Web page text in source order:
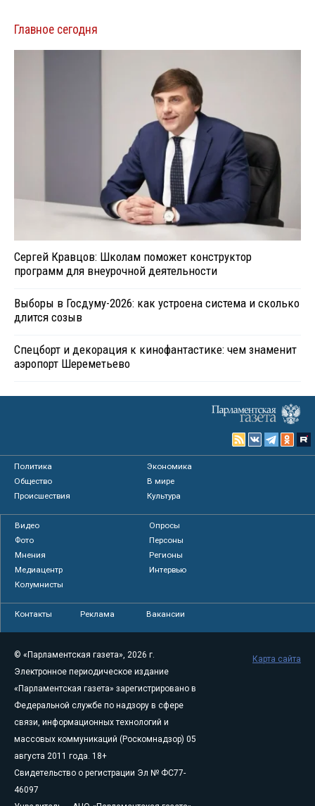
Главное сегодня
Сергей Кравцов: Школам поможет конструктор
программ для внеурочной деятельности
Выборы в Госдуму-2026: как устроена система и сколько
длится созыв
Спецборт и декорация к кинофантастике: чем знаменит
аэропорт Шереметьево
Политика
Экономика
Общество
В мире
Происшествия
Культура
Видео
Опросы
Фото
Персоны
Мнения
Регионы
Медиацентр
Интервью
Колумнисты
Контакты Реклама Вакансии
© «Парламентская газета», 2026 г.
Электронное периодическое издание
«Парламентская газета» зарегистрировано в
Федеральной службе по надзору в сфере
связи, информационных технологий и
массовых коммуникаций (Роскомнадзор) 05
августа 2011 года. 18+
Свидетельство о регистрации Эл № ФС77-
46097
Карта сайта